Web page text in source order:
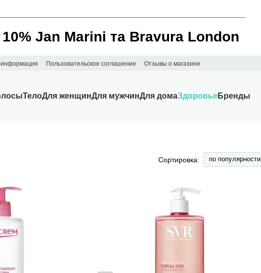
10% Jan Marini та Bravura London
информация Пользовательское соглашение Отзывы о магазине
ТелоДля женщинДля мужчинДля домаЗдоровьеБренды
Сортировка: по популярности